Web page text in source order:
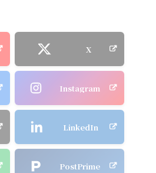
X
Instagram
LinkedIn
PostPrime